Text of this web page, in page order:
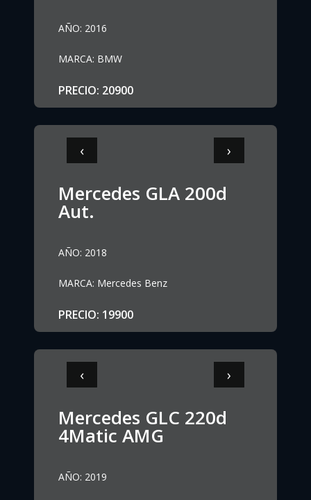
AÑO: 2016
MARCA: BMW
PRECIO: 20900
‹ ›
Mercedes GLA 200d
Aut.
AÑO: 2018
MARCA: Mercedes Benz
PRECIO: 19900
‹ ›
Mercedes GLC 220d
4Matic AMG
AÑO: 2019